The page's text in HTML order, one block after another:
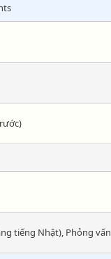
tiếng Nhật), Phỏng vấn